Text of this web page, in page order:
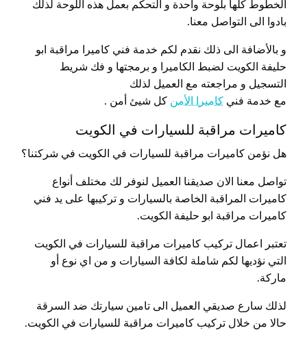
الخطوط كلها بلوحة واحدة و التحكم بعمل هذه اللوحة لذلك
بادوا الى التواصل معنا.
و بالأضافة الى ذلك نقدم لكم خدمة فني كاميرا مراقبة ابو
حليفة الكويت لضبط الكاميرا و برمجتها و فك شريط
التسجيل و مراجعته مع العميل لذلك
مع خدمة فني كاميرا الأمن كل شيئ أمن .
كاميرات مراقبة للسيارات في الكويت
هل نؤمن كاميرات مراقبة للسيارات في الكويت في شركتنا؟
تواصل معنا الان صديقنا العميل لنوفر لك مختلف أنواع
كاميرات المراقبة الخاصة بالسيارات و تركيبها على يد فني
كاميرات مراقبة ابو حليفة الكويت.
تعتبر اعمال تركيب كاميرات مراقبة للسيارات في الكويت
التي نؤديها لكم شاملة لكافة السيارات و من اي نوع أو
ماركة.
لذلك سارع صديقي العميل الى تامين سيارتك ضد السرقة
حالا من خلال تركيب كاميرات مراقبة للسيارات في الكويت.